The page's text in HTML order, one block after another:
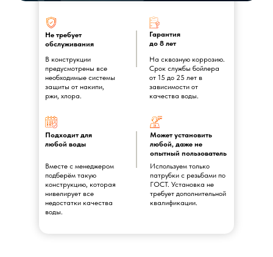
Не требует
обслуживания
В конструкции
предусмотрены все
необходимые системы
защиты от накипи,
ржи, хлора.
Гарантия
до 8 лет
На сквозную коррозию.
Срок службы бойлера
от 15 до 25 лет в
зависимости от
качества воды.
Подходит для
любой воды
Вместе с менеджером
подберём такую
конструкцию, которая
нивелирует все
недостатки качества
воды.
Может установить
любой, даже не
опытный пользователь
Используем только
патрубки с резьбами по
ГОСТ. Установка не
требует дополнительной
квалификации.